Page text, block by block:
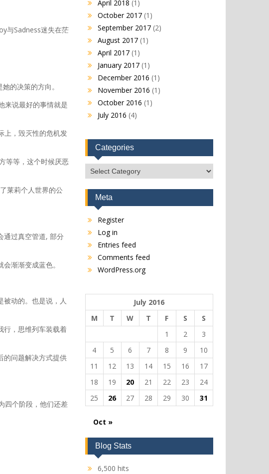
与Sadness迷失在茫
的决策的方向。
来说最好的事情就是
上，毁灭性的危机发
等等，这个时候厌恶
莱莉个人世界的公
通过真空管道, 部分
渐渐变成蓝色。
被动的。也是说，人
行，思维列车装载着
的问题解决方式提供
四个阶段，他们还差
April 2018 (1)
October 2017(1)
September 2017(2)
August 2017(1)
April 2017(1)
January 2017(1)
December 2016 (1)
November 2016 (1)
October 2016 (1)
July 2016 (4)
Categories
Categories
Meta
Register
Log in
Entries feed
Comments feed
WordPress.org
July 2016
M
T W T F S
S
1
2
3
4
5 6 7 8 9
10
11
12 13 14 15 16
17
18
19 20 21 22 23
24
25
26 27 28 29 30 31
Oct »
Blog Stats
6,500 hits